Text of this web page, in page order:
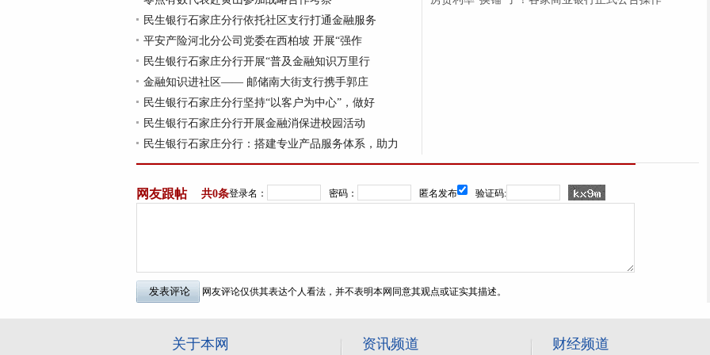
民生银行石家庄分行依托社区支行打通金融服务
平安产险河北分公司党委在西柏坡 开展“强作
民生银行石家庄分行开展“普及金融知识万里行
金融知识进社区—— 邮储南大街支行携手郭庄
民生银行石家庄分行坚持“以客户为中心”，做好
民生银行石家庄分行开展金融消保进校园活动
民生银行石家庄分行：搭建专业产品服务体系，助力
网友跟帖 共0条登录名： 密码： 匿名发布 验证码:
网友评论仅供其表达个人看法，并不表明本网同意其观点或证实其描述。
关于本网 资讯频道 财经频道